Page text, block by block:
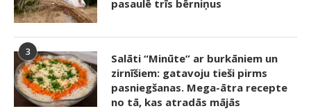
pasaulē trīs bērniņus
3
Salāti “Minūte” ar burkāniem un
zirnīšiem: gatavoju tieši pirms
pasniegšanas. Mega-ātra recepte
no tā, kas atradās mājās